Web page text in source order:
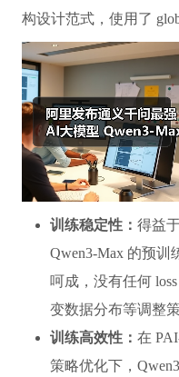
构设计范式，使用了
训练稳定性： 得益
Qwen3-Max 的预训
呵成，没有任何
变数据分布等调整策
训练高效性： 在
策略优化下，